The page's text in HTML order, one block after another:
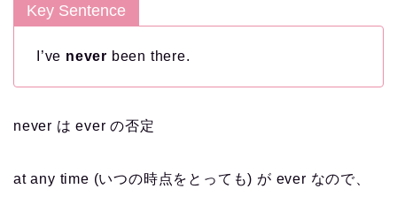
Key Sentence
I’ve never been there.
never は ever の否定
at any time (いつの時点をとっても) が ever なので、